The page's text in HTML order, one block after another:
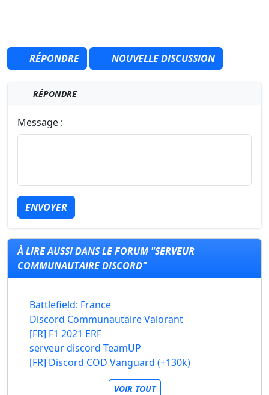
RÉPONDRE NOUVELLE DISCUSSION
RÉPONDRE
Message :
ENVOYER
À LIRE AUSSI DANS LE FORUM "SERVEUR
COMMUNAUTAIRE DISCORD"
Battlefield: France
Discord Communautaire Valorant
[FR] F1 2021 ERF
serveur discord TeamUP
[FR] Discord COD Vanguard (+130k)
VOIR TOUT